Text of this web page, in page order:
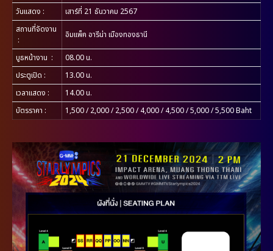
วันแสดง :
เสาร์ที่ 21 ธันวาคม 2567
สถานที่จัดงาน
:
อิมแพ็ค อารีน่า เมืองทองธานี
บูธหน้างาน :
08.00 น.
ประตูเปิด :
13.00 น.
เวลาแสดง :
14.00 น.
บัตรราคา : 1,500 / 2,000 / 2,500 / 4,000 / 4,500 / 5,000 / 5,500 Baht